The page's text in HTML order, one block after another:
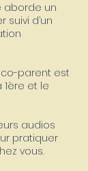
aborde un
suivi d’un
parent est
et le
audios
pratiquer
vous.